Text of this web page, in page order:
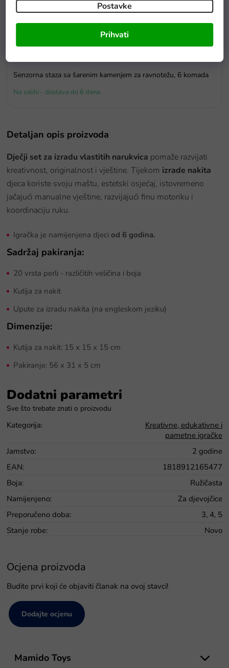
Postavke
Prihvati
Senzorna staza sa šarenim kamenjem za ravnotežu, 6 komada
Na zalihi - dostava do 6 dana.
Detaljan opis proizvoda
Dječji set za izradu vlastitih narukvica pomaže razvijati
kreativnost, originalnost i vještine. Tijekom izrade nakita
djeca koriste svoju maštu, estetski osjećaj, istovremeno
jačajući manualne vještine, razvijajući finu motoriku i
koordinaciju ruku.
Igračka je namijenjena djeci od 6 godina.
Sadržaj pakiranja:
20 vrsta perli - različitih veličina i boja
Kutija za nakit
Upute za izradu nakita (na engleskom jeziku)
Dimenzije:
Kutija za nakit: 15 x 15 x 15 cm
Pakiranje: 56 x 31 x 5 cm
Dodatni parametri
Kategorija:
Kreativne, edukativne i
pametne igračke
Jamstvo:
2 godine
EAN:
1818912165477
Boja:
Ružičasta
Namijenjeno:
Za djevojčice
Preporučeno doba:
3, 4, 5
Stanje robe: Novo
Ocjena proizvoda
Budite prvi koji će objaviti članak na ovoj stavci!
Dodajte ocjenu
Mamido Toys